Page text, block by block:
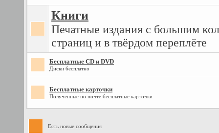
Книги
Печатные издания с большим
страниц и в твёрдом переплёте
Бесплатные CD и DVD
Диски бесплатно
Бесплатные карточки
Полученные по почте бесплатные карточки
Есть новые сообщения